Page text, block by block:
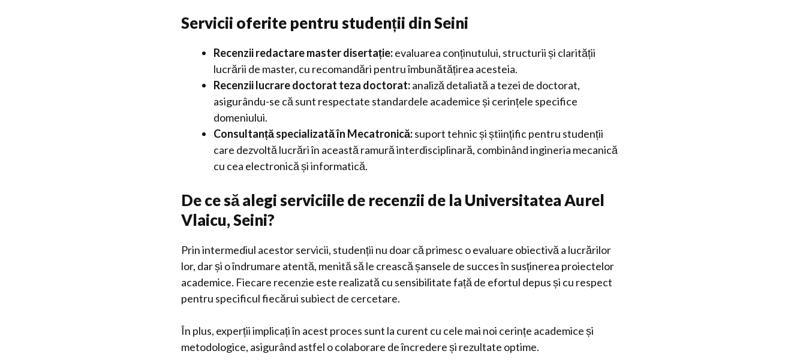
Servicii oferite pentru studenții din Seini
Recenzii redactare master disertație:evaluarea conținutului, structurii și clarității
lucrării de master, cu recomandări pentru îmbunătățirea acesteia.
Recenzii lucrare doctorat teza doctorat:analiză detaliată a tezei de doctorat,
asigurându-se că sunt respectate standardele academice și cerințele specifice
domeniului.
Consultanță specializată în Mecatronică:suport tehnic și științific pentru studenții
care dezvoltă lucrări în această ramură interdisciplinară, combinând ingineria mecanică
cu cea electronică și informatică.
De ce să alegi serviciile de recenzii de la Universitatea Aurel
Vlaicu, Seini?
Prin intermediul acestor servicii, studenții nu doar că primesc o evaluare obiectivă a lucrărilor
lor, dar și o îndrumare atentă, menită să le crească șansele de succes în susținerea proiectelor
academice. Fiecare recenzie este realizată cu sensibilitate față de efortul depus și cu respect
pentru specificul fiecărui subiect de cercetare.
În plus, experții implicați în acest proces sunt la curent cu cele mai noi cerințe academice și
metodologice, asigurând astfel o colaborare de încredere și rezultate optime.